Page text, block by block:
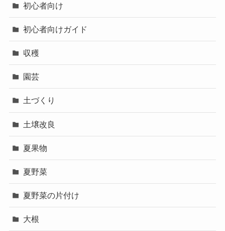
初心者向け
初心者向けガイド
収穫
園芸
土づくり
土壌改良
夏果物
夏野菜
夏野菜の片付け
大根